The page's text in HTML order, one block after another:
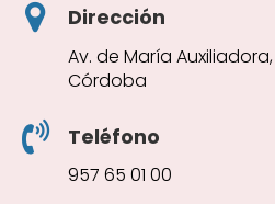
Dirección
Av. de María Auxiliadora,
Córdoba
Teléfono
957 65 01 00